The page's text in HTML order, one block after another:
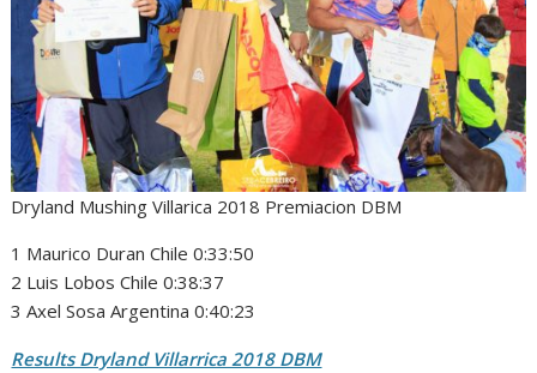
Dryland Mushing Villarica 2018 Premiacion DBM
1 Maurico Duran Chile 0:33:50
2 Luis Lobos Chile 0:38:37
3 Axel Sosa Argentina 0:40:23
Results Dryland Villarrica 2018 DBM